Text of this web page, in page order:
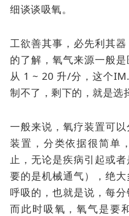
细谈谈吸氧。
工欲善其事，必先利其
的了解，氧气来源一般
从 1 ~ 20 升/分，这个
制不了，剩下的，就是选
一般来说，氧疗装置可
装置，分类依据很简单
止，无论是疾病引起或
要的是机械通气），绝
呼吸的，也就是说，每
而此时吸氧，氧气是要